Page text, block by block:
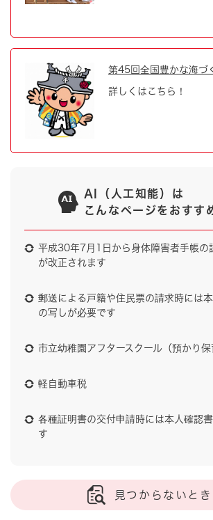
第45回全国豊かな海づ
詳しくはこちら！
AI（人工知能）は
こんなページをおすす
平成30年7月1日から身体障害者手帳の
が改正されます
郵送による戸籍や住民票の請求時には
の写しが必要です
市立幼稚園アフタースクール（預かり保
軽自動車税
各種証明書の交付申請時には本人確認
す
見つからないとき